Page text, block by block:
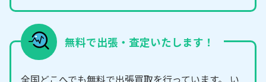
無料で出張・査定いたします！
全国どこへでも無料で出張買取を行っています。 い